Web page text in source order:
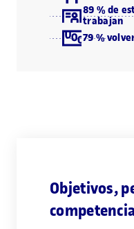
89 % de
trabajan
79 %
Objetivos,